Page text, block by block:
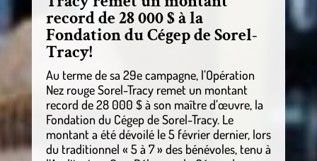
record de 28 000 $ à la
Fondation du Cégep de Sorel-
Tracy!
Au terme de sa 29e campagne, l’Opération
Nez rouge Sorel-Tracy remet un montant
record de 28 000 $ à son maître d’œuvre, la
Fondation du Cégep de Sorel-Tracy. Le
montant a été dévoilé le 5 février dernier, lors
du traditionnel « 5 à 7 » des bénévoles, tenu à